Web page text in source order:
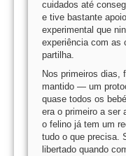
cuidados até
e tive bastante
experimental que
experiência com as
partilha.
Nos primeiros dias,
mantido — um
quase todos os
era o primeiro a ser
o felino já tem um
tudo o que precisa.
libertado quando